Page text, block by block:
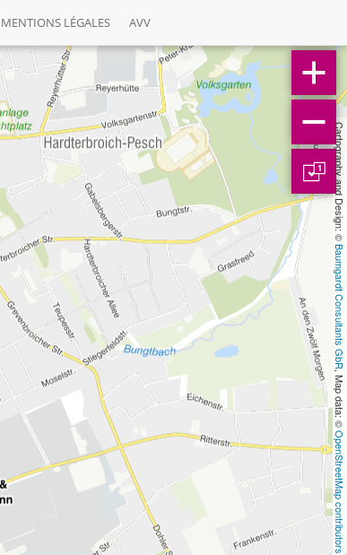
MENTIONS LÉGALES AVV
Cartography and Design: ©
Baumgardt Consultants GbR
, Map data: ©
OpenStreetMap contributors
1